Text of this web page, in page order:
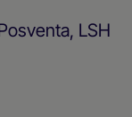
LSH